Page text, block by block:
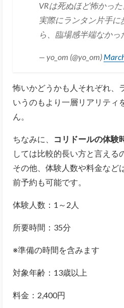
VRは死ぬほど怖かった
実際にランタン片手
ら、臨場感半端なかっ
— yo_om (@yo_om)
怖いかどうかも人それぞれ、
いうのもより一層リアリティ
ん。
ちなみに、 コリドールの体験
しては比較的長い方と言える
その他、体験人数や料金など
前予約も可能です。
体験人数：1～2人
所要時間：35分
※準備の時間を含みます
対象年齢：13歳以上
料金：2,400円